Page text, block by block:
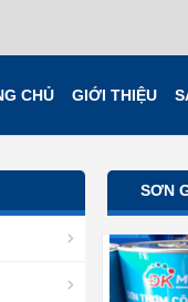
CHỦ GIỚI THIỆU
SƠN